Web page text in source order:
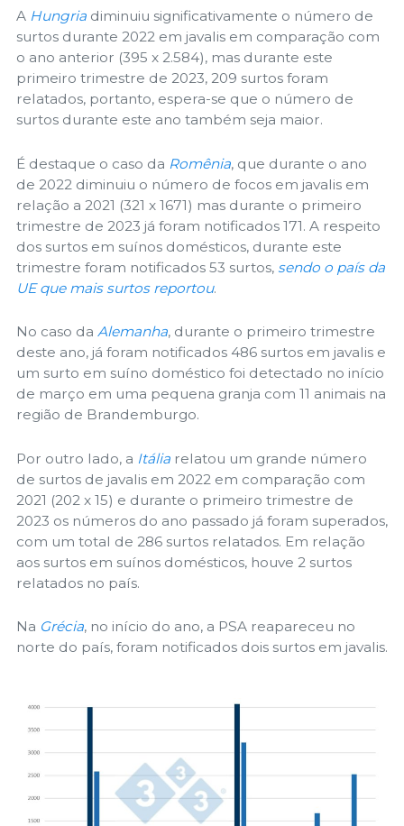
A Hungria diminuiu significativamente o número de
surtos durante 2022 em javalis em comparação com
o ano anterior (395 x 2.584), mas durante este
primeiro trimestre de 2023, 209 surtos foram
relatados, portanto, espera-se que o número de
surtos durante este ano também seja maior.
É destaque o caso da Romênia, que durante o ano
de 2022 diminuiu o número de focos em javalis em
relação a 2021 (321 x 1671) mas durante o primeiro
trimestre de 2023 já foram notificados 171. A respeito
dos surtos em suínos domésticos, durante este
trimestre foram notificados 53 surtos, sendo o país da
UE que mais surtos reportou.
No caso da Alemanha, durante o primeiro trimestre
deste ano, já foram notificados 486 surtos em javalis e
um surto em suíno doméstico foi detectado no início
de março em uma pequena granja com 11 animais na
região de Brandemburgo.
Por outro lado, a Itália relatou um grande número
de surtos de javalis em 2022 em comparação com
2021 (202 x 15) e durante o primeiro trimestre de
2023 os números do ano passado já foram superados,
com um total de 286 surtos relatados. Em relação
aos surtos em suínos domésticos, houve 2 surtos
relatados no país.
Na Grécia, no início do ano, a PSA reapareceu no
norte do país, foram notificados dois surtos em javalis.